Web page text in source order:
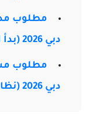
مطلوب
دبي 2026 (بدأ التقديم الآن)
مطلوب
دبي 2026 (نظام مكافآت)